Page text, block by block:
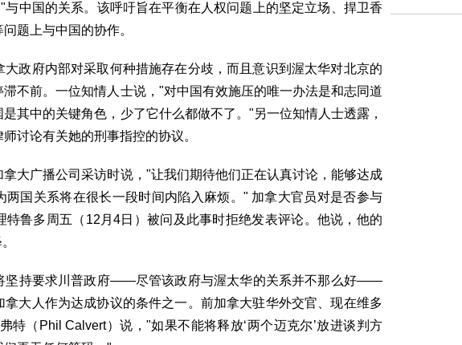
中国的关系。该呼吁旨在平衡在人权问题上的坚定立场、捍卫香
题上与中国的协作。
大政府内部对采取何种措施存在分歧，而且意识到渥太华对北京的
不前。一位知情人士说，"对中国有效施压的唯一办法是和志同道
其中的关键角色，少了它什么都做不了。"另一位知情人士透露，
讨论有关她的刑事指控的协议。
大广播公司采访时说，"让我们期待他们正在认真讨论，能够达成
两国关系将在很长一段时间内陷入麻烦。" 加拿大官员对是否参与
特鲁多周五（12月4日）被问及此事时拒绝发表评论。他说，他的
坚持要求川普政府——尽管该政府与渥太华的关系并不那么好——
大人作为达成协议的条件之一。前加拿大驻华外交官、现在维多
特（Phil Calvert）说，"如果不能将释放‘两个迈克尔’放进谈判方